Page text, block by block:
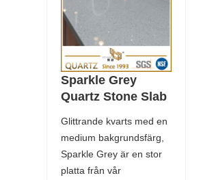
Sparkle Grey
Quartz Stone Slab
Glittrande kvarts med en
medium bakgrundsfärg,
Sparkle Grey är en stor
platta från vår